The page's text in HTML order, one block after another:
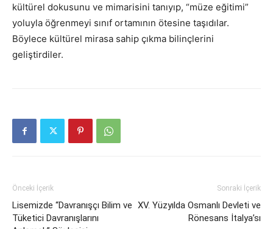
kültürel dokusunu ve mimarisini tanıyıp, “müze eğitimi”
yoluyla öğrenmeyi sınıf ortamının ötesine taşıdılar.
Böylece kültürel mirasa sahip çıkma bilinçlerini
geliştirdiler.
Önceki İçerik
Lisemizde “Davranışçı Bilim ve
Tüketici Davranışlarını
Sonraki İçerik
XV. Yüzyılda Osmanlı Devleti ve
Rönesans İtalya’sı